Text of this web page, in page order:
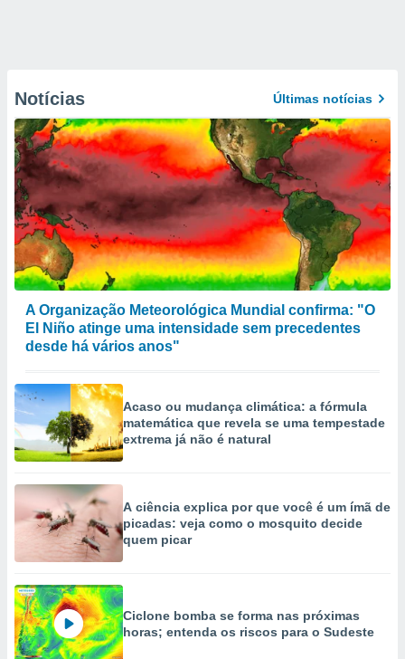
Notícias Últimas notícias
A Organização Meteorológica Mundial confirma: "O
El Niño atinge uma intensidade sem precedentes
desde há vários anos"
Acaso ou mudança climática: a fórmula
matemática que revela se uma tempestade
extrema já não é natural
A ciência explica por que você é um ímã de
picadas: veja como o mosquito decide
quem picar
Ciclone bomba se forma nas próximas
horas; entenda os riscos para o Sudeste